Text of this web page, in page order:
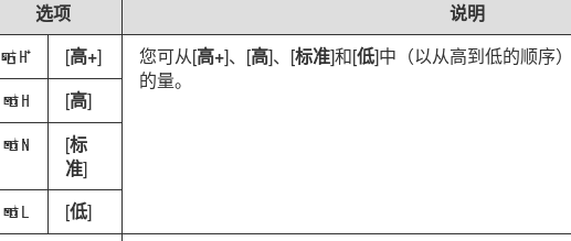
选项
说明
Z [高+] 您可从[高+]、[高]、[标准]和[低]中（以从高到低的顺序
的量。
P [高]
Q [标
准]
R [低]